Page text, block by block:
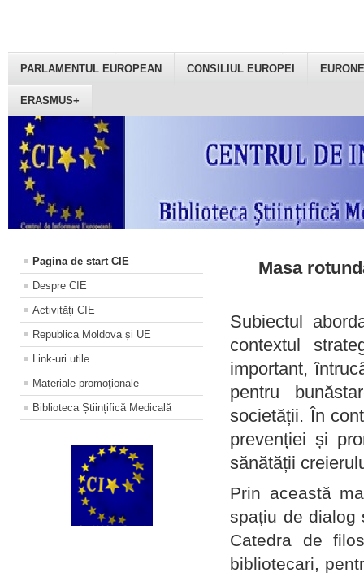
PARLAMENTUL EUROPEAN CONSILIUL EUROPEI
ERASMUS+
Pagina de start CIE
Despre CIE
Activități CIE
Republica Moldova și UE
Link-uri utile
Materiale promoţionale
Biblioteca Științifică Medicală
Masa
Subiectul
contextul
important,
pentru
societății. În
prevenției și
sănătății
Prin această
spațiu de dialog
Catedra de
bibliotecari,